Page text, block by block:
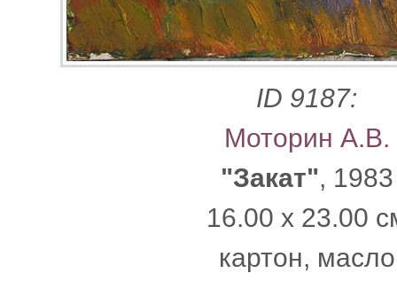
ID 9187:
Моторин А.В.
"Закат", 1983
16.00 x 23.00
картон, масло